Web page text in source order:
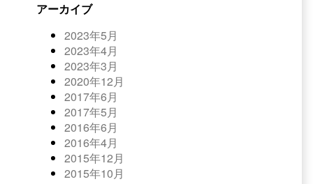
アーカイブ
2023年5月
2023年4月
2023年3月
2020年12月
2017年6月
2017年5月
2016年6月
2016年4月
2015年12月
2015年10月